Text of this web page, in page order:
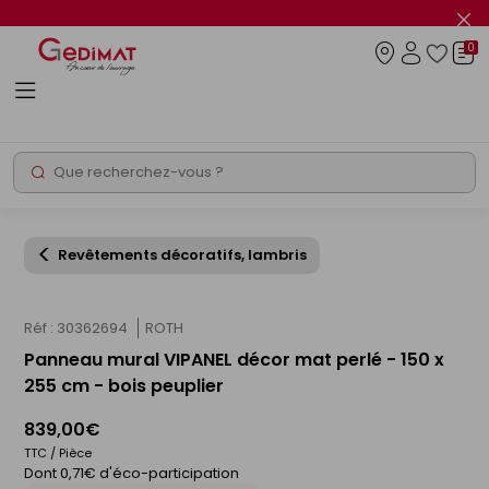
le
info
Rechercher
0
Revêtements décoratifs, lambris
Réf : 30362694 ROTH
Panneau mural VIPANEL décor mat perlé - 150 x
255 cm - bois peuplier
839,00€
TTC / Pièce
Dont 0,71€ d'éco-participation